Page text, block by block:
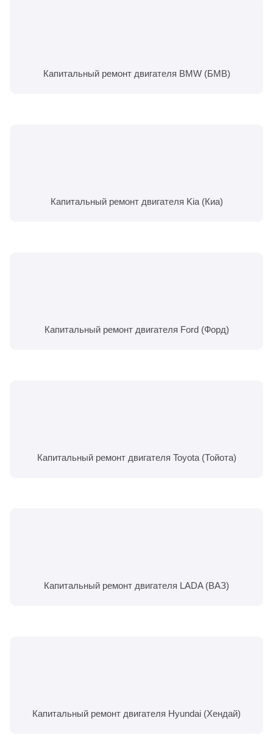
Капитальный ремонт двигателя BMW (БМВ)
Капитальный ремонт двигателя Kia (Киа)
Капитальный ремонт двигателя Ford (Форд)
Капитальный ремонт двигателя Toyota (Тойота)
Капитальный ремонт двигателя LADA (ВАЗ)
Капитальный ремонт двигателя Hyundai (Хендай)